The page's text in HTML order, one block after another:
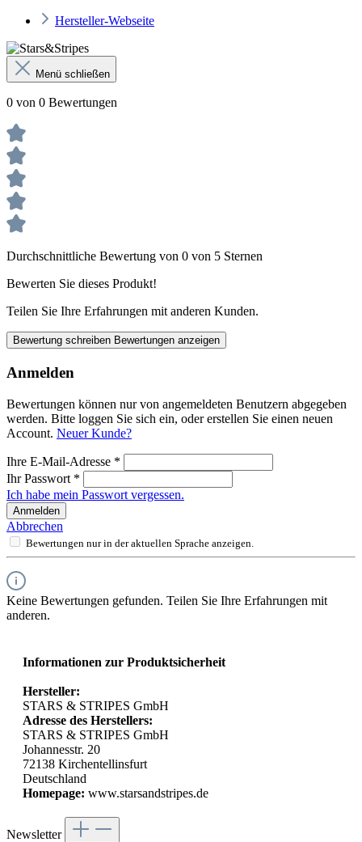
Hersteller-Webseite
Menü schließen
0 von 0 Bewertungen
Durchschnittliche Bewertung von 0 von 5 Sternen
Bewerten Sie dieses Produkt!
Teilen Sie Ihre Erfahrungen mit anderen Kunden.
Bewertung schreiben Bewertungen anzeigen
Anmelden
Bewertungen können nur von angemeldeten Benutzern abgegeben
werden. Bitte loggen Sie sich ein, oder erstellen Sie einen neuen
Account. Neuer Kunde?
Ihre E-Mail-Adresse *
Ihr Passwort *
Ich habe mein Passwort vergessen.
Anmelden
Abbrechen
Bewertungen nur in der aktuellen Sprache anzeigen.
Keine Bewertungen gefunden. Teilen Sie Ihre Erfahrungen mit
anderen.
Informationen zur Produktsicherheit
Hersteller:
STARS & STRIPES GmbH
Adresse des Herstellers:
STARS & STRIPES GmbH
Johannesstr. 20
72138 Kirchentellinsfurt
Deutschland
Homepage: www.starsandstripes.de
Newsletter